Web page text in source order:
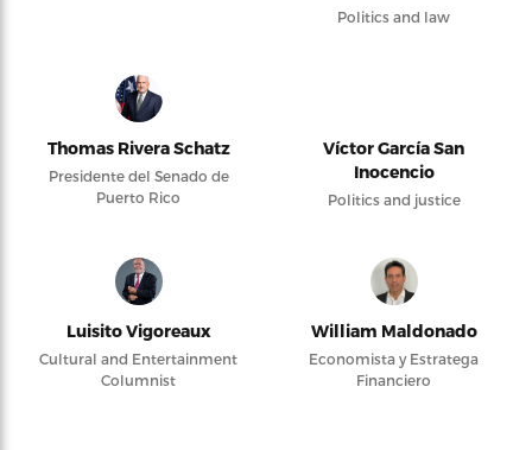
Politics and law
Thomas Rivera Schatz
Presidente del Senado de
Puerto Rico
Víctor García San
Inocencio
Politics and justice
Luisito Vigoreaux
Cultural and Entertainment
Columnist
William Maldonado
Economista y Estratega
Financiero